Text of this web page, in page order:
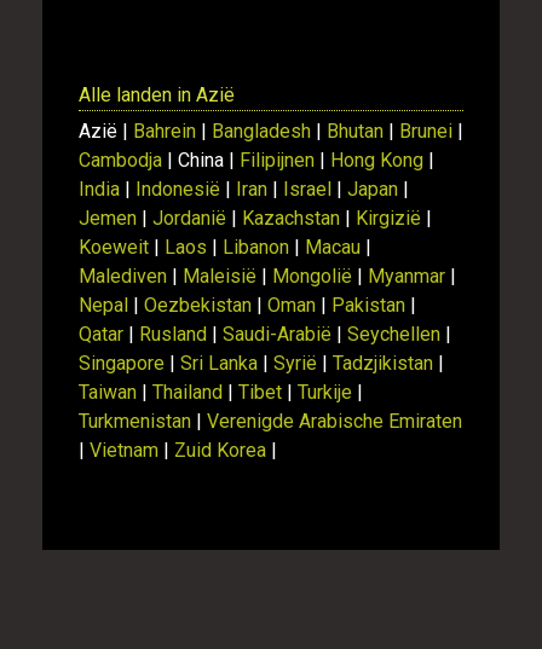
Alle landen in Azië
Azië | Bahrein | Bangladesh | Bhutan | Brunei |
Cambodja | China | Filipijnen | Hong Kong |
India | Indonesië | Iran | Israel | Japan |
Jemen | Jordanië | Kazachstan | Kirgizië |
Koeweit | Laos | Libanon | Macau |
Malediven | Maleisië | Mongolië | Myanmar |
Nepal | Oezbekistan | Oman | Pakistan |
Qatar | Rusland | Saudi-Arabië | Seychellen |
Singapore | Sri Lanka | Syrië | Tadzjikistan |
Taiwan | Thailand | Tibet | Turkije |
Turkmenistan | Verenigde Arabische Emiraten
| Vietnam | Zuid Korea |